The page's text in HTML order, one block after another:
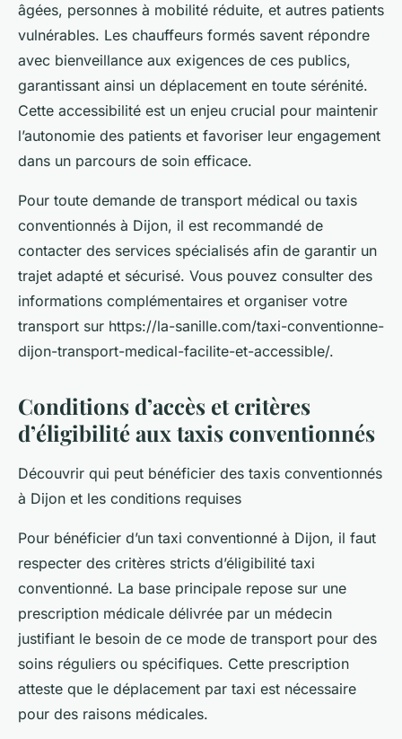
âgées, personnes à mobilité réduite, et autres patients
vulnérables. Les chauffeurs formés savent répondre
avec bienveillance aux exigences de ces publics,
garantissant ainsi un déplacement en toute sérénité.
Cette accessibilité est un enjeu crucial pour maintenir
l’autonomie des patients et favoriser leur engagement
dans un parcours de soin efficace.
Pour toute demande de transport médical ou taxis
conventionnés à Dijon, il est recommandé de
contacter des services spécialisés afin de garantir un
trajet adapté et sécurisé. Vous pouvez consulter des
informations complémentaires et organiser votre
transport sur https://la-sanille.com/taxi-conventionne-
dijon-transport-medical-facilite-et-accessible/.
Conditions d’accès et critères
d’éligibilité aux taxis conventionnés
Découvrir qui peut bénéficier des taxis conventionnés
à Dijon et les conditions requises
Pour bénéficier d’un taxi conventionné à Dijon, il faut
respecter des critères stricts d’éligibilité taxi
conventionné. La base principale repose sur une
prescription médicale délivrée par un médecin
justifiant le besoin de ce mode de transport pour des
soins réguliers ou spécifiques. Cette prescription
atteste que le déplacement par taxi est nécessaire
pour des raisons médicales.